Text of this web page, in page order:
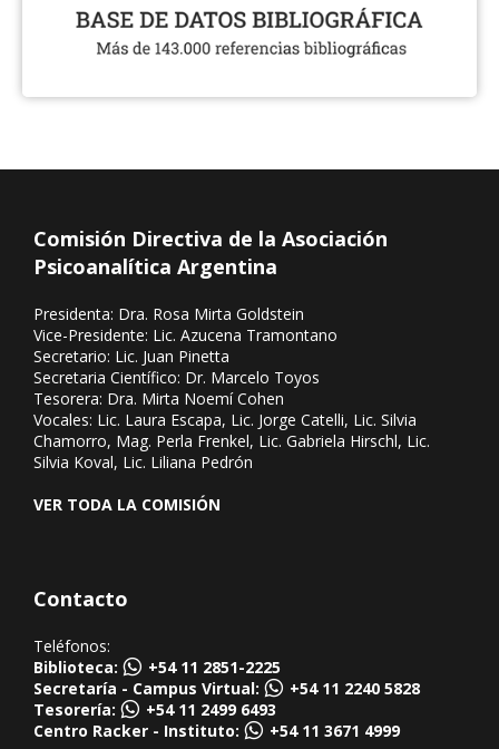
Comisión Directiva de la Asociación
Psicoanalítica Argentina
Presidenta: Dra. Rosa Mirta Goldstein
Vice-Presidente: Lic. Azucena Tramontano
Secretario: Lic. Juan Pinetta
Secretaria Científico: Dr. Marcelo Toyos
Tesorera: Dra. Mirta Noemí Cohen
Vocales: Lic. Laura Escapa, Lic. Jorge Catelli, Lic. Silvia
Chamorro, Mag. Perla Frenkel, Lic. Gabriela Hirschl, Lic.
Silvia Koval, Lic. Liliana Pedrón
VER TODA LA COMISIÓN
Contacto
Teléfonos:
Biblioteca:
+54 11 2851-2225
Secretaría - Campus Virtual:
+54 11 2240 5828
Tesorería:
+54 11 2499 6493
Centro Racker - Instituto:
+54 11 3671 4999